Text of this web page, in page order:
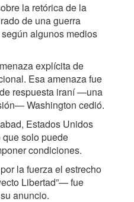
la retórica de la
de una guerra
algunos medios
explícita de
Esa amenaza fue
respuesta iraní —una
Washington cedió.
Estados Unidos
solo puede
condiciones.
la fuerza el estrecho
Libertad”— fue
anuncio.